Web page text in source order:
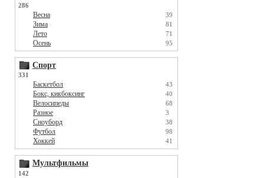
286
Весна 39
Зима 81
Лето 71
Осень 95
Спорт
331
Баскетбол 43
Бокс, кикбоксинг 40
Велосипеды 68
Разное 3
Сноуборд 38
Футбол 98
Хоккей 41
Мультфильмы
142